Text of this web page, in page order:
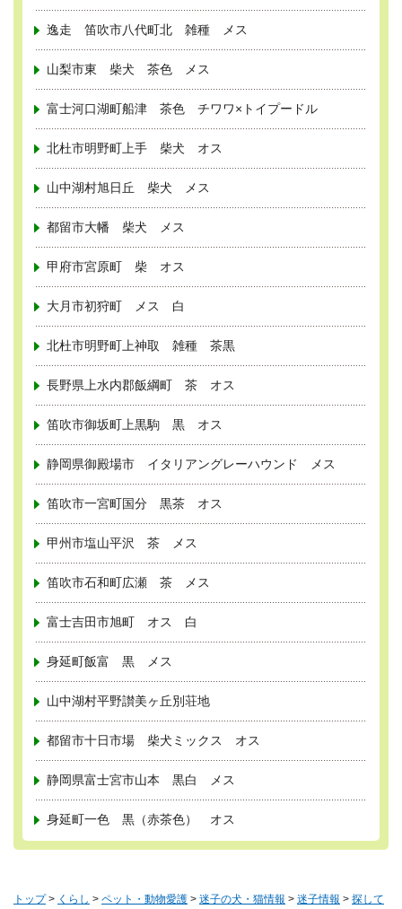
逸走 笛吹市八代町北 雑種 メス
山梨市東 柴犬 茶色 メス
富士河口湖町船津 茶色 チワワ×トイプードル
北杜市明野町上手 柴犬 オス
山中湖村旭日丘 柴犬 メス
都留市大幡 柴犬 メス
甲府市宮原町 柴 オス
大月市初狩町 メス 白
北杜市明野町上神取 雑種 茶黒
長野県上水内郡飯綱町 茶 オス
笛吹市御坂町上黒駒 黒 オス
静岡県御殿場市 イタリアングレーハウンド メス
笛吹市一宮町国分 黒茶 オス
甲州市塩山平沢 茶 メス
笛吹市石和町広瀬 茶 メス
富士吉田市旭町 オス 白
身延町飯富 黒 メス
山中湖村平野讃美ヶ丘別荘地
都留市十日市場 柴犬ミックス オス
静岡県富士宮市山本 黒白 メス
身延町一色 黒（赤茶色） オス
トップ> くらし > ペット・動物愛護 > 迷子の犬・猫情報 > 迷子情報 > 探して